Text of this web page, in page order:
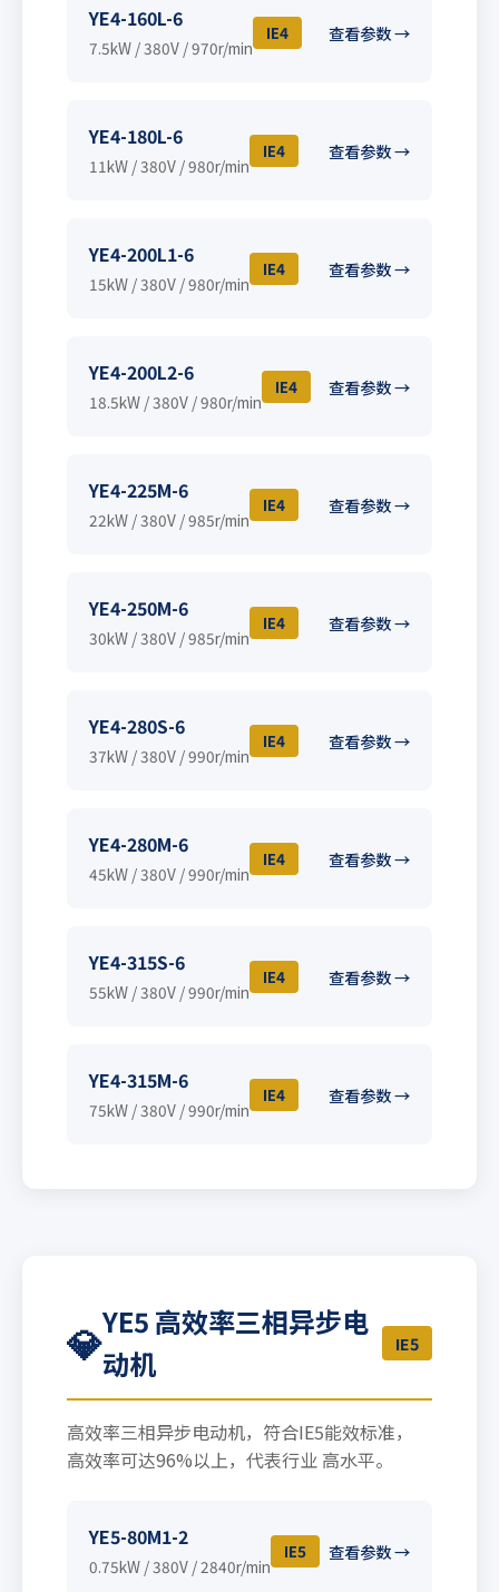
YE4-160L-6
7.5kW / 380V / 970r/min
IE4 查看参数 →
YE4-180L-6
11kW / 380V / 980r/min
IE4 查看参数 →
YE4-200L1-6
15kW / 380V / 980r/min
IE4 查看参数 →
YE4-200L2-6
18.5kW / 380V / 980r/min
IE4 查看参数 →
YE4-225M-6
22kW / 380V / 985r/min
IE4 查看参数 →
YE4-250M-6
30kW / 380V / 985r/min
IE4 查看参数 →
YE4-280S-6
37kW / 380V / 990r/min
IE4 查看参数 →
YE4-280M-6
45kW / 380V / 990r/min
IE4 查看参数 →
YE4-315S-6
55kW / 380V / 990r/min
IE4 查看参数 →
YE4-315M-6
75kW / 380V / 990r/min
IE4 查看参数 →
💎YE5 高效率三相异步电
动机
IE5
高效率三相异步电动机，符合IE5能效标准，
高效率可达96%以上，代表行业 高水平。
YE5-80M1-2
0.75kW / 380V / 2840r/min
IE5 查看参数 →